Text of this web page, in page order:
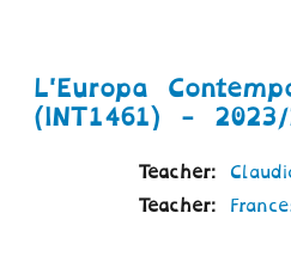
L'Europa
(INT1461) - 2023/
Teacher:
Teacher: